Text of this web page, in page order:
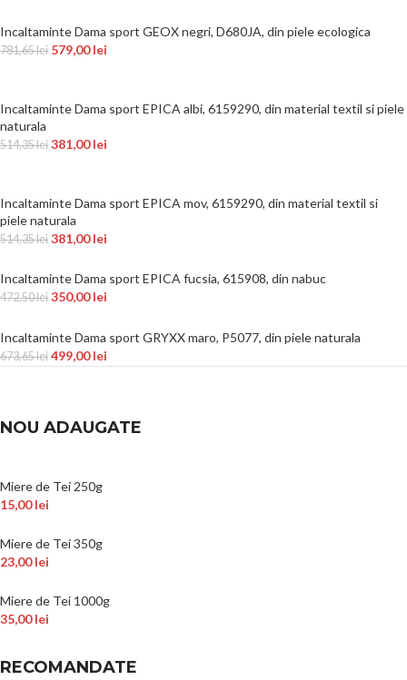
Incaltaminte Dama sport GEOX negri, D680JA, din piele ecologica
781,65lei 579,00lei
Incaltaminte Dama sport EPICA albi, 6159290, din material textil si piele
naturala
514,35lei 381,00lei
Incaltaminte Dama sport EPICA mov, 6159290, din material textil si
piele naturala
514,35lei 381,00lei
Incaltaminte Dama sport EPICA fucsia, 615908, din nabuc
472,50lei 350,00lei
Incaltaminte Dama sport GRYXX maro, P5077, din piele naturala
673,65lei 499,00lei
NOU ADAUGATE
Miere de Tei 250g
15,00lei
Miere de Tei 350g
23,00lei
Miere de Tei 1000g
35,00lei
RECOMANDATE